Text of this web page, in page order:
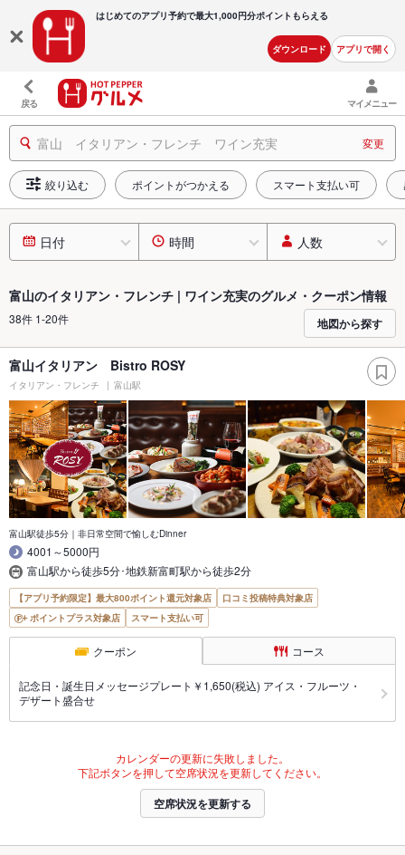
はじめてのアプリ予約で最大1,000円分ポイントもらえる
ダウンロード アプリで開く
戻る マイメニュー
富山 イタリアン・フレンチ ワイン充実 変更
絞り込む ポイントがつかえる スマート支払い可
日付 時間 人数
富山のイタリアン・フレンチ | ワイン充実のグルメ・クーポン情報
38件 1-20件 地図から探す
富山イタリアン Bistro ROSY
イタリアン・フレンチ 富山駅
富山駅徒歩5分｜非日常空間で愉しむDinner
4001～5000円
富山駅から徒歩5分･地鉄新富町駅から徒歩2分
【アプリ予約限定】最大800ポイント還元対象店
口コミ投稿特典対象店
ポイントプラス対象店
スマート支払い可
クーポン コース
記念日・誕生日メッセージプレート￥1,650(税込) アイス・フルーツ・
デザート盛合せ
カレンダーの更新に失敗しました。
下記ボタンを押して空席状況を更新してください。
空席状況を更新する